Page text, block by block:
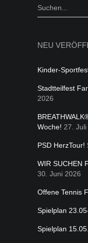
Kategorien
Search
NEU
Kinder-
Stadtteilfest
2026
Woche! 27.
PSD HerzTour!
WIR SUCHEN
30. Juni 2026
Offene Tennis
Spielplan
Spielplan